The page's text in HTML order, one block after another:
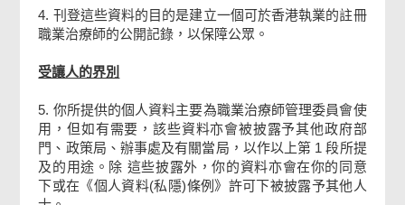
4. 刊登這些資料的目的是建立一個可於香港執業的註冊
職業治療師的公開記錄，以保障公眾。
受讓人的界別
5. 你所提供的個人資料主要為職業治療師管理委員會使
用，但如有需要，該些資料亦會被披露予其他政府部
門、政策局、辦事處及有關當局，以作以上第 1 段所提
及的用途。除 這些披露外，你的資料亦會在你的同意
下或在《個人資料(私隱)條例》許可下被披露予其他人